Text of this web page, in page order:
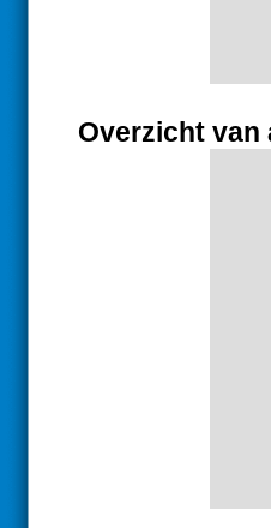
Overzicht van